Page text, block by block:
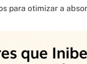
para otimizar a